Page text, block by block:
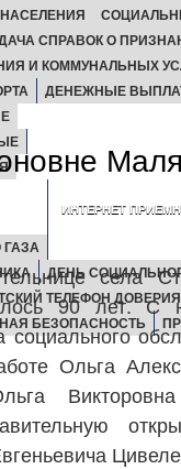
СПРАВОК О
И КОММУНАЛЬНЫХ
ДЕНЕЖНЫЕ
ГАЗА
ИНТЕРНЕТ
ДЕНЬ
ТЕЛЕФОН ДОВЕРИЯ
БЕЗОПАСНОСТЬ
села
90 лет. С
социального
Ольга